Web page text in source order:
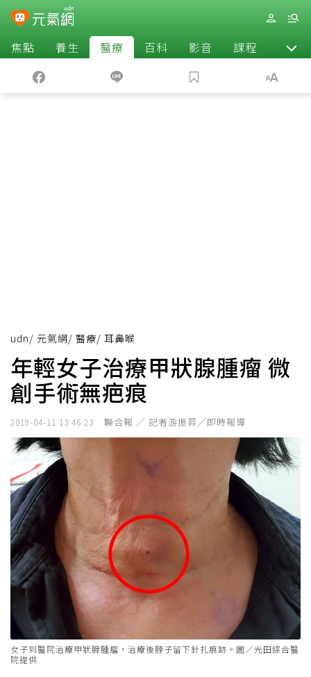
焦點 養生 醫療 百科 影音 課程 退休
udn/ 元氣網/ 醫療/ 耳鼻喉
年輕女子治療甲狀腺腫瘤 微
創手術無疤痕
2019-04-11 13:46:23 聯合報 ／ 記者游振昇╱即時報導
女子到醫院治療甲狀腺腫瘤，治療後脖子留下針扎痕跡。圖／光田綜合醫
院提供